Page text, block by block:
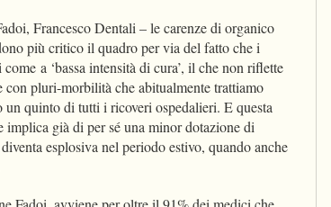
Francesco Dentali – le carenze di organico
più critico il quadro per via del fatto che i
a ‘bassa intensità di cura’, il che non riflette
pluri-morbilità che abitualmente trattiamo
quinto di tutti i ricoveri ospedalieri. E questa
già di per sé una minor dotazione di
esplosiva nel periodo estivo, quando anche